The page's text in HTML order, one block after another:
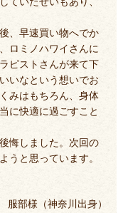
、早速買い物へでか
ロミノハワイさんに
ピストさんが来て下
いなという想いでお
みはもちろん、身体
に快適に過ごすこと
悔しました。次回の
うと思っています。
服部様（神奈川出身）